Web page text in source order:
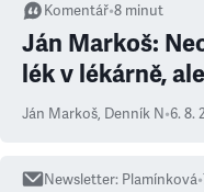
Komentář•8 minut
Ján Markoš:
lék v lékárně,
Ján Markoš, Denník N•6. 8.
Newsletter: Plamínková•